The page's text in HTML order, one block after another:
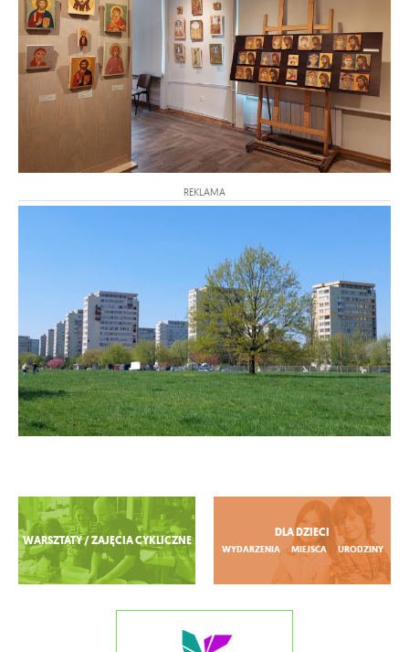
REKLAMA
Zobacz więcej
WARSZTATY / ZAJĘCIA CYKLICZNE
DLA DZIECI
WYDARZENIA MIEJSCA URODZINY